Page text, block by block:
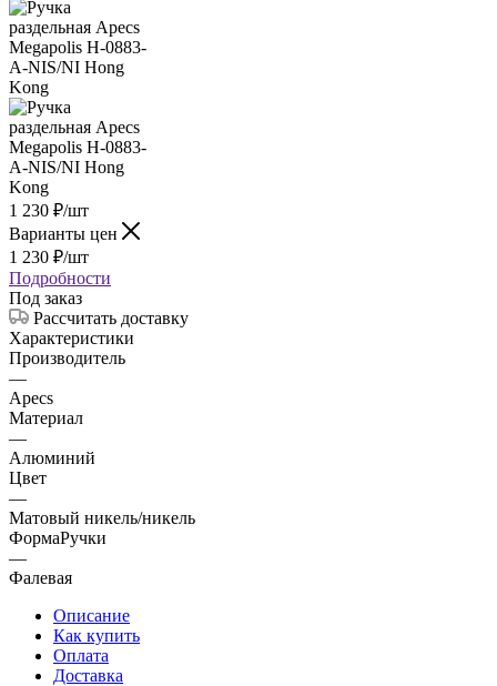
1 230 ₽/шт
Варианты цен
1 230 ₽/шт
Подробности
Под заказ
Рассчитать доставку
Характеристики
Производитель
—
Apecs
Материал
—
Алюминий
Цвет
—
Матовый никель/никель
ФормаРучки
—
Фалевая
Описание
Как купить
Оплата
Доставка